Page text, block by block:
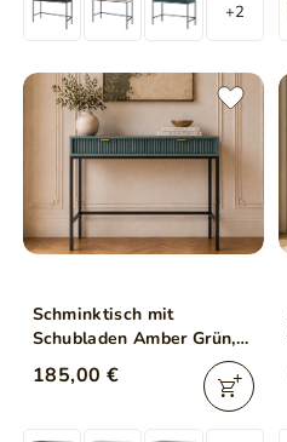
+2
Schminktisch mit
Schubladen Amber Grün,
Schwarz Frame
185,00 €